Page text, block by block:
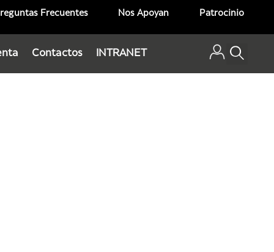
Frecuentes Nos Apoyan Patrocinio
Contactos INTRANET